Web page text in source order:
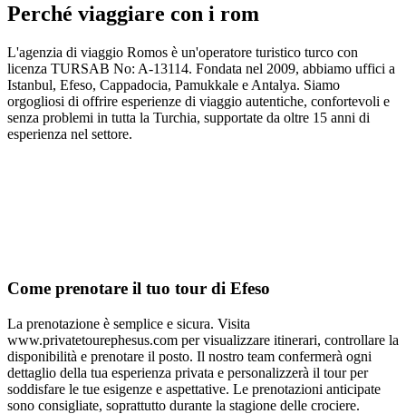
Perché viaggiare con i rom
L'agenzia di viaggio Romos è un'operatore turistico turco con
licenza TURSAB No: A-13114. Fondata nel 2009, abbiamo uffici a
Istanbul, Efeso, Cappadocia, Pamukkale e Antalya. Siamo
orgogliosi di offrire esperienze di viaggio autentiche, confortevoli e
senza problemi in tutta la Turchia, supportate da oltre 15 anni di
esperienza nel settore.
Come prenotare il tuo tour di Efeso
La prenotazione è semplice e sicura. Visita
www.privatetourephesus.com per visualizzare itinerari, controllare la
disponibilità e prenotare il posto. Il nostro team confermerà ogni
dettaglio della tua esperienza privata e personalizzerà il tour per
soddisfare le tue esigenze e aspettative. Le prenotazioni anticipate
sono consigliate, soprattutto durante la stagione delle crociere.